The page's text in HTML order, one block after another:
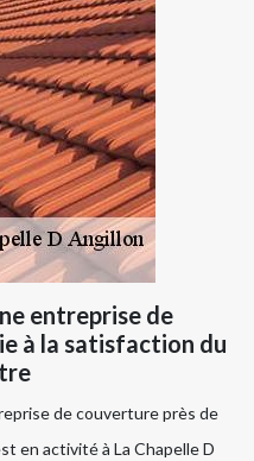
entreprise de
à la satisfaction du
de couverture près de
en activité à La Chapelle D